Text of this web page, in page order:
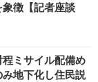
徴【記者座談
ミサイル配備め
地下化し住民説